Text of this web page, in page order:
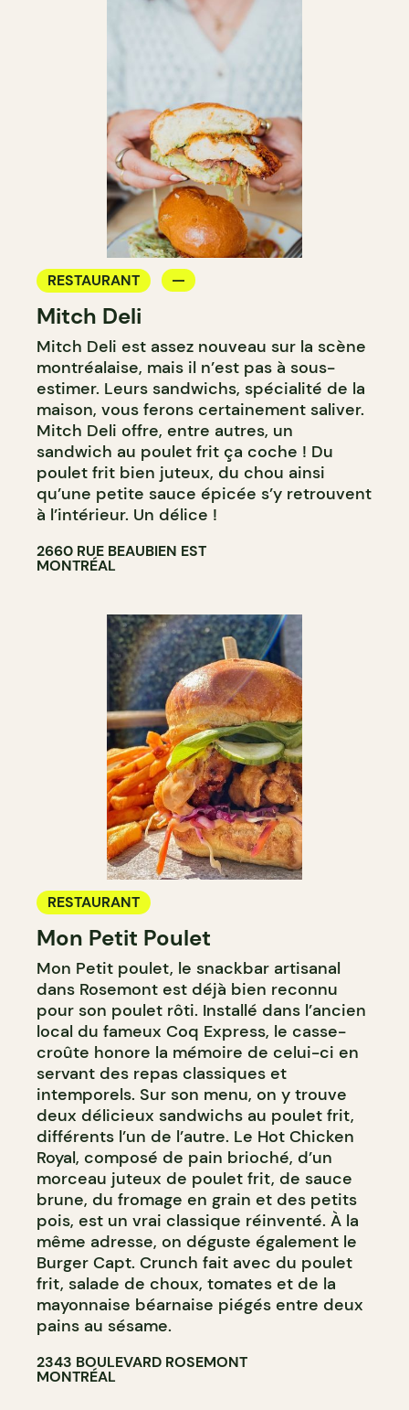
RESTAURANT
Mitch Deli
Mitch Deli est assez nouveau sur la scène
montréalaise, mais il n’est pas à sous-
estimer. Leurs sandwichs, spécialité de la
maison, vous ferons certainement saliver.
Mitch Deli offre, entre autres, un
sandwich au poulet frit ça coche ! Du
poulet frit bien juteux, du chou ainsi
qu’une petite sauce épicée s’y retrouvent
à l’intérieur. Un délice !
2660 RUE BEAUBIEN EST
MONTRÉAL
RESTAURANT
Mon Petit Poulet
Mon Petit poulet, le snackbar artisanal
dans Rosemont est déjà bien reconnu
pour son poulet rôti. Installé dans l’ancien
local du fameux Coq Express, le casse-
croûte honore la mémoire de celui-ci en
servant des repas classiques et
intemporels. Sur son menu, on y trouve
deux délicieux sandwichs au poulet frit,
différents l’un de l’autre. Le Hot Chicken
Royal, composé de pain brioché, d’un
morceau juteux de poulet frit, de sauce
brune, du fromage en grain et des petits
pois, est un vrai classique réinventé. À la
même adresse, on déguste également le
Burger Capt. Crunch fait avec du poulet
frit, salade de choux, tomates et de la
mayonnaise béarnaise piégés entre deux
pains au sésame.
2343 BOULEVARD ROSEMONT
MONTRÉAL